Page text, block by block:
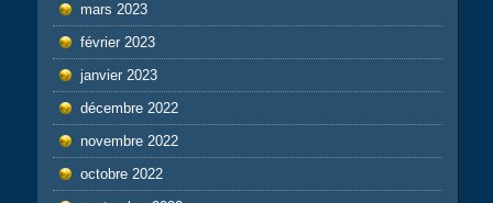
mars 2023
février 2023
janvier 2023
décembre 2022
novembre 2022
octobre 2022